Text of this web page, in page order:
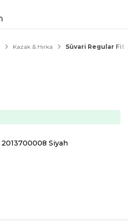
Kazak & Hırka Süvari Regular Fit
Siyah
1/3